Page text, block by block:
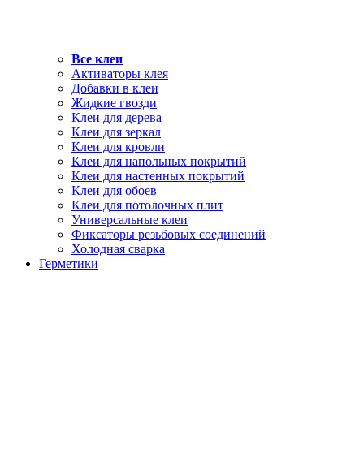
Все клеи
Активаторы клея
Добавки в клеи
Жидкие гвозди
Клеи для дерева
Клеи для зеркал
Клеи для кровли
Клеи для напольных покрытий
Клеи для настенных покрытий
Клеи для обоев
Клеи для потолочных плит
Универсальные клеи
Фиксаторы резьбовых соединений
Холодная сварка
Герметики